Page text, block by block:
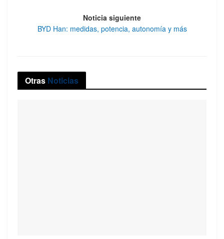
Noticia siguiente
BYD Han: medidas, potencia, autonomía y más
Otras Noticias